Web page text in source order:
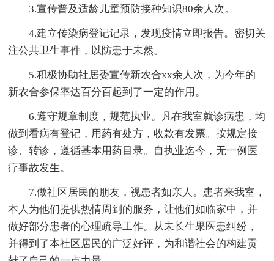
3.宣传普及适龄儿童预防接种知识80余人次。
4.建立传染病登记记录，发现疫情立即报告。密切关
注公共卫生事件，以防患于未然。
5.积极协助社居委宣传新农合xx余人次，为今年的
新农合参保率达百分百起到了一定的作用。
6.遵守规章制度，规范执业。凡在我室就诊病患，均
做到看病有登记，用药有处方，收款有发票。按规定接
诊、转诊，遵循基本用药目录。自执业迄今，无一例医
疗事故发生。
7.做社区居民的朋友，视患者如亲人。患者来我室，
本人为他们提供热情周到的服务，让他们如临家中，并
做好部分患者的心理疏导工作。从未长生果医患纠纷，
并得到了本社区居民的广泛好评，为和谐社会的构建贡